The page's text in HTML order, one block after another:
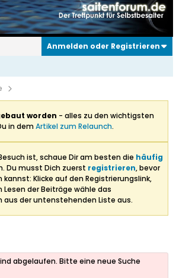
Anmelden oder Registrieren
worden - alles zu den wichtigsten
in demArtikel zum Relaunch.
ist, schaue Dir am besten die häufig
Du musst Dich zuerst registrieren, bevor
Klicke auf den Registrierungslink,
der Beiträge wähle das
aus der untenstehenden Liste aus.
abgelaufen. Bitte eine neue Suche